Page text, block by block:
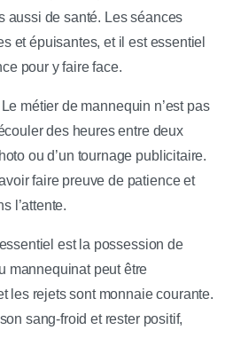
aussi de santé. Les séances
et épuisantes, et il est essentiel
pour y faire face.
métier de mannequin n’est pas
des heures entre deux
ou d’un tournage publicitaire.
faire preuve de patience et
l’attente.
est la possession de
mannequinat peut être
les rejets sont monnaie courante.
sang-froid et rester positif,